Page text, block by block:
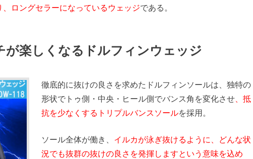
ロングセラーになっているウェッジである。
が楽しくなるドルフィンウェッジ
徹底的に抜けの良さを求めたドルフィンソールは、独特の
形状でトゥ側・中央・ヒール側でバンス角を変化させ 、抵
抗を少なくするトリプルバンスソールを採用。
ソール全体が働き、 イルカが泳ぎ抜けるように、どんな状
況でも抜群の抜けの良さを発揮しますという意味を込め